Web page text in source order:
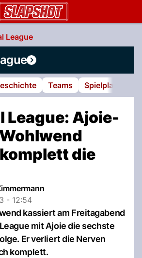
League
Teams Spielplan
League: Ajoie-
die
- 12:54
kassiert am Freitagabend
mit Ajoie die sechste
Er verliert die Nerven
komplett.